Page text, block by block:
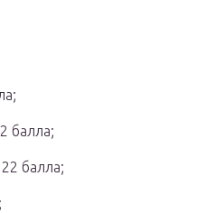
балла;
балла;